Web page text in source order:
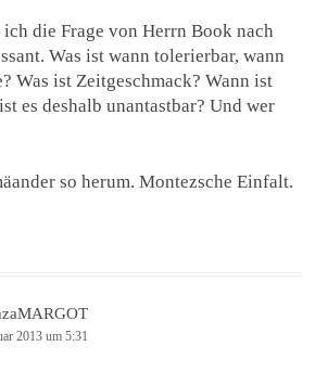
die Frage von Herrn Book nach
Was ist wann tolerierbar, wann
Was ist Zeitgeschmack? Wann ist
es deshalb unantastbar? Und wer
so herum. Montezsche Einfalt.
2013 um 5:31